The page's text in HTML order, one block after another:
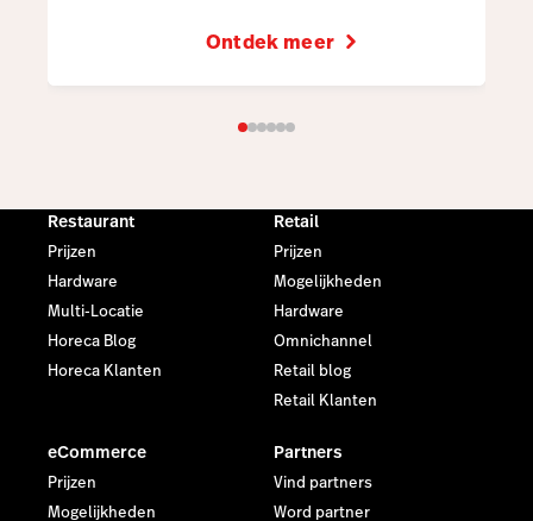
Ontdek meer
Restaurant
Prijzen
Hardware
Multi-Locatie
Horeca Blog
Horeca Klanten
Retail
Prijzen
Mogelijkheden
Hardware
Omnichannel
Retail blog
Retail Klanten
eCommerce
Prijzen
Mogelijkheden
Partners
Vind partners
Word partner